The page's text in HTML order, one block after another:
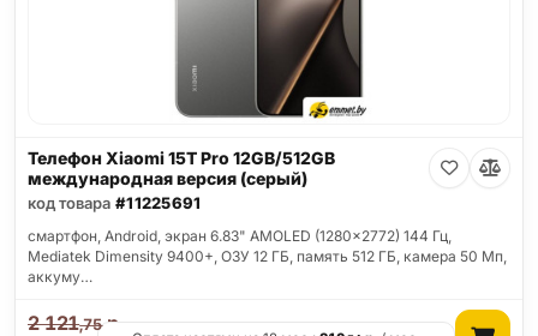
Телефон Xiaomi 15T Pro 12GB/512GB
международная версия (серый)
код товара #11225691
смартфон, Android, экран 6.83" AMOLED (1280x2772) 144 Гц,
Mediatek Dimensity 9400+, ОЗУ 12 ГБ, память 512 ГБ, камера 50 Мп,
аккуму…
2 121,75р.